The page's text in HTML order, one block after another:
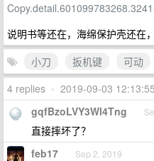
说明书等还在，海绵保护壳还在
小刀
扳机键 可动
4 replies • 2019-09-03
gqfBzoLVY3Wl4Tng
直接摔坏了？
feb17 Sep 2, 2019